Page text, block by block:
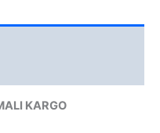
KARGO